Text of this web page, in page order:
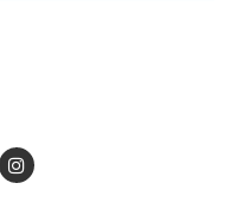
potencian la
lector. Estas tres